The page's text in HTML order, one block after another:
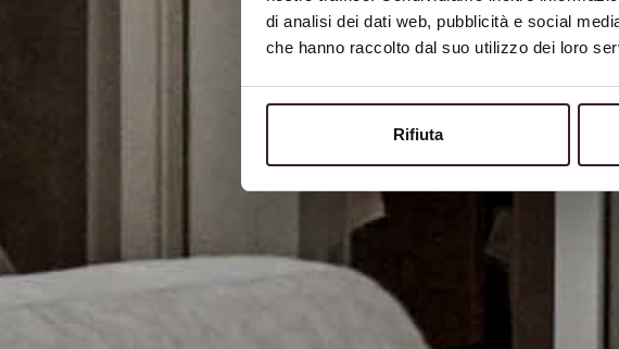
di analisi dei dati web, pubblicità e social
che hanno raccolto dal suo utilizzo dei loro
Rifiuta